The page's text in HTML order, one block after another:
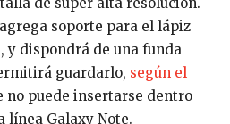
soporte para el lápiz
y dispondrá de una funda
guardarlo, según el
no puede insertarse dentro
línea Galaxy Note.